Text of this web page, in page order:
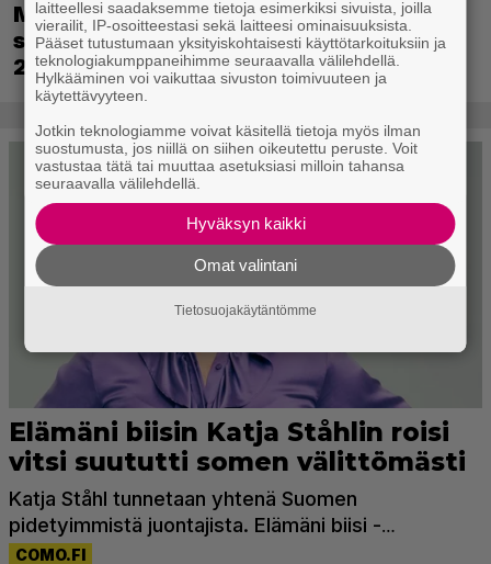
Metsästyssimulaattorin jatko-osa
saapuu ensi kuussa – Way of the Hunter
2 päivättiin
laitteellesi saadaksemme tietoja esimerkiksi sivuista, joilla
vierailit, IP-osoitteestasi sekä laitteesi ominaisuuksista.
Pääset tutustumaan yksityiskohtaisesti käyttötarkoituksiin ja
teknologiakumppaneihimme seuraavalla välilehdellä.
Hylkääminen voi vaikuttaa sivuston toimivuuteen ja
käytettävyyteen.
Jotkin teknologiamme voivat käsitellä tietoja myös ilman
suostumusta, jos niillä on siihen oikeutettu peruste. Voit
vastustaa tätä tai muuttaa asetuksiasi milloin tahansa
seuraavalla välilehdellä.
Hyväksyn kaikki
Omat valintani
Tietosuojakäytäntömme